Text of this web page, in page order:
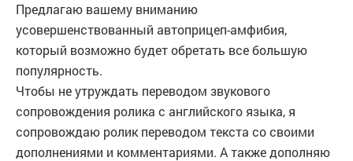
Предлагаю вашему вниманию
усовершенствованный автоприцеп-амфибия,
который возможно будет обретать все большую
популярность.
Чтобы не утруждать переводом звукового
сопровождения ролика с английского языка, я
сопровождаю ролик переводом текста со своими
дополнениями и комментариями. А также дополняю